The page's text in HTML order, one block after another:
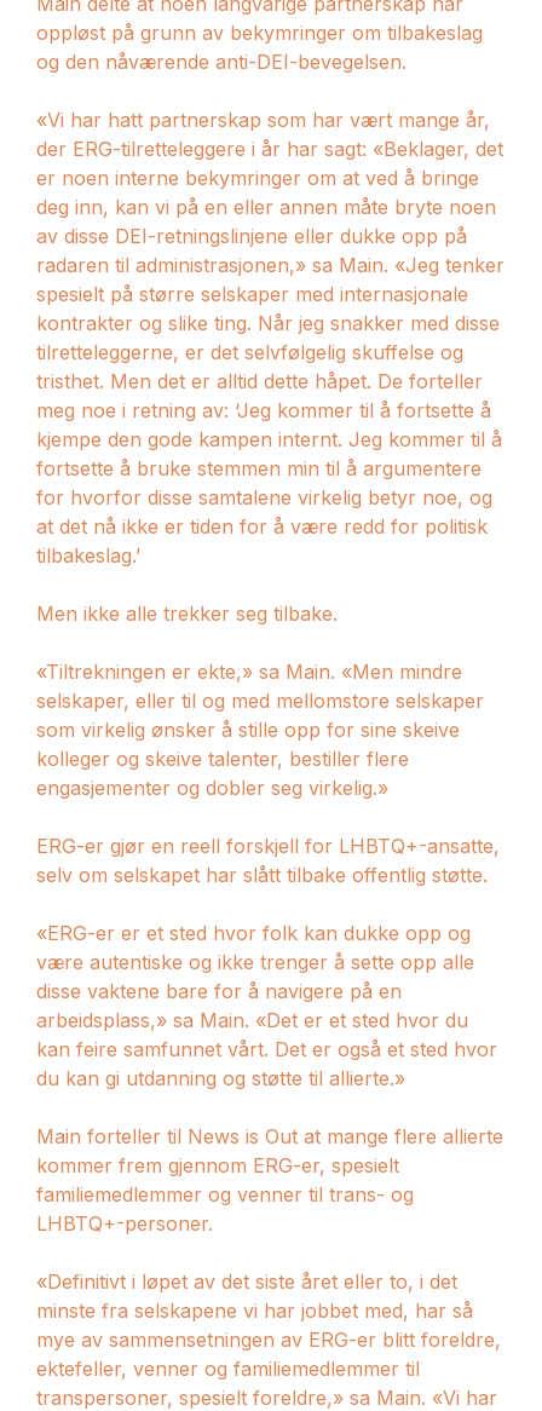
oppløst på grunn av bekymringer om tilbakeslag
og den nåværende anti-DEI-bevegelsen.
«Vi har hatt partnerskap som har vært mange år,
der ERG-tilretteleggere i år har sagt: «Beklager, det
er noen interne bekymringer om at ved å bringe
deg inn, kan vi på en eller annen måte bryte noen
av disse DEI-retningslinjene eller dukke opp på
radaren til administrasjonen,» sa Main. «Jeg tenker
spesielt på større selskaper med internasjonale
kontrakter og slike ting. Når jeg snakker med disse
tilretteleggerne, er det selvfølgelig skuffelse og
tristhet. Men det er alltid dette håpet. De forteller
meg noe i retning av: ‘Jeg kommer til å fortsette å
kjempe den gode kampen internt. Jeg kommer til å
fortsette å bruke stemmen min til å argumentere
for hvorfor disse samtalene virkelig betyr noe, og
at det nå ikke er tiden for å være redd for politisk
tilbakeslag.’
Men ikke alle trekker seg tilbake.
«Tiltrekningen er ekte,» sa Main. «Men mindre
selskaper, eller til og med mellomstore selskaper
som virkelig ønsker å stille opp for sine skeive
kolleger og skeive talenter, bestiller flere
engasjementer og dobler seg virkelig.»
ERG-er gjør en reell forskjell for LHBTQ+-ansatte,
selv om selskapet har slått tilbake offentlig støtte.
«ERG-er er et sted hvor folk kan dukke opp og
være autentiske og ikke trenger å sette opp alle
disse vaktene bare for å navigere på en
arbeidsplass,» sa Main. «Det er et sted hvor du
kan feire samfunnet vårt. Det er også et sted hvor
du kan gi utdanning og støtte til allierte.»
Main forteller til News is Out at mange flere allierte
kommer frem gjennom ERG-er, spesielt
familiemedlemmer og venner til trans- og
LHBTQ+-personer.
«Definitivt i løpet av det siste året eller to, i det
minste fra selskapene vi har jobbet med, har så
mye av sammensetningen av ERG-er blitt foreldre,
ektefeller, venner og familiemedlemmer til
transpersoner, spesielt foreldre,» sa Main. «Vi har